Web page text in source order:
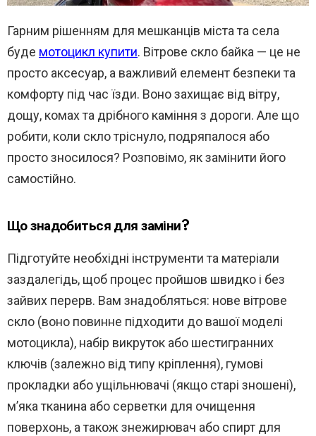
Гарним рішенням для мешканців міста та села
буде мотоцикл купити. Вітрове скло байка — це не
просто аксесуар, а важливий елемент безпеки та
комфорту під час їзди. Воно захищає від вітру,
дощу, комах та дрібного каміння з дороги. Але що
робити, коли скло тріснуло, подряпалося або
просто зносилося? Розповімо, як замінити його
самостійно.
Що знадобиться для заміни?
Підготуйте необхідні інструменти та матеріали
заздалегідь, щоб процес пройшов швидко і без
зайвих перерв. Вам знадобляться: нове вітрове
скло (воно повинне підходити до вашої моделі
мотоцикла), набір викруток або шестигранних
ключів (залежно від типу кріплення), гумові
прокладки або ущільнювачі (якщо старі зношені),
м’яка тканина або серветки для очищення
поверхонь, а також знежирювач або спирт для